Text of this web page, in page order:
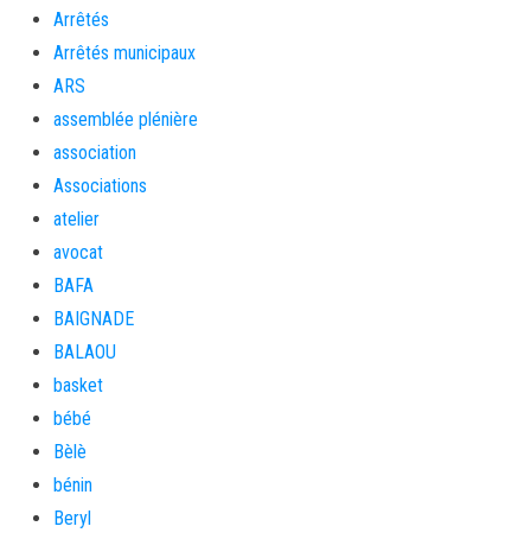
Arrêtés
Arrêtés municipaux
ARS
assemblée plénière
association
Associations
atelier
avocat
BAFA
BAIGNADE
BALAOU
basket
bébé
Bèlè
bénin
Beryl